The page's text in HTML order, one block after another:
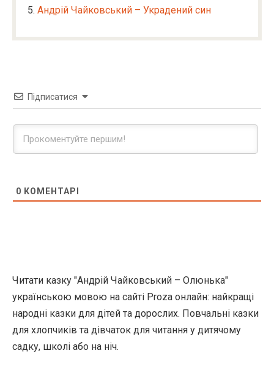
Андрій Чайковський – Украдений син
Підписатися
0 КОМЕНТАРІ
Читати казку "Андрій Чайковський – Олюнька"
українською мовою на сайті Proza онлайн: найкращі
народні казки для дітей та дорослих. Повчальні казки
для хлопчиків та дівчаток для читання у дитячому
садку, школі або на ніч.